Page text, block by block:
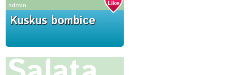
admin
Kuskus bombice